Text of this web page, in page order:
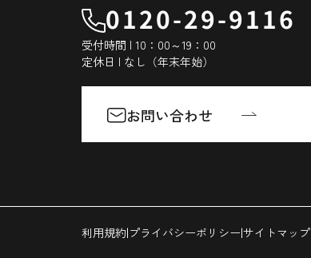
0120-29-9116
受付時間 | 10：00～19：00
定休日 | なし（年末年始）
お問い合わせ
利用規約|プライバシーポリシー|サイトマップ